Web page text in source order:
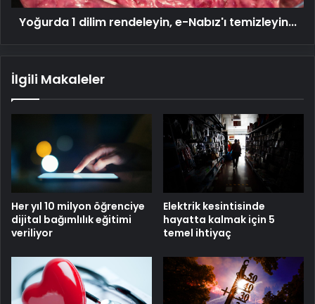
Yoğurda 1 dilim rendeleyin, e-Nabız'ı temizleyin...
İlgili Makaleler
Her yıl 10 milyon öğrenciye
dijital bağımlılık eğitimi
veriliyor
Elektrik kesintisinde
hayatta kalmak için 5
temel ihtiyaç